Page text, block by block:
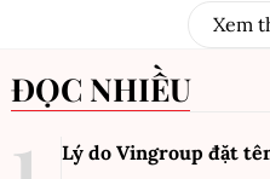
Xem
ĐỌC NHIỀU
Lý do Vingroup đặt